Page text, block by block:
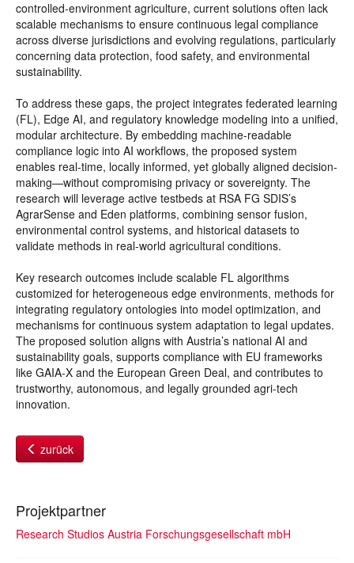
controlled-environment agriculture, current solutions often lack
scalable mechanisms to ensure continuous legal compliance
across diverse jurisdictions and evolving regulations, particularly
concerning data protection, food safety, and environmental
sustainability.
To address these gaps, the project integrates federated learning
(FL), Edge AI, and regulatory knowledge modeling into a unified,
modular architecture. By embedding machine-readable
compliance logic into AI workflows, the proposed system
enables real-time, locally informed, yet globally aligned decision-
making—without compromising privacy or sovereignty. The
research will leverage active testbeds at RSA FG SDIS’s
AgrarSense and Eden platforms, combining sensor fusion,
environmental control systems, and historical datasets to
validate methods in real-world agricultural conditions.
Key research outcomes include scalable FL algorithms
customized for heterogeneous edge environments, methods for
integrating regulatory ontologies into model optimization, and
mechanisms for continuous system adaptation to legal updates.
The proposed solution aligns with Austria’s national AI and
sustainability goals, supports compliance with EU frameworks
like GAIA-X and the European Green Deal, and contributes to
trustworthy, autonomous, and legally grounded agri-tech
innovation.
zurück
Projektpartner
Research Studios Austria Forschungsgesellschaft mbH